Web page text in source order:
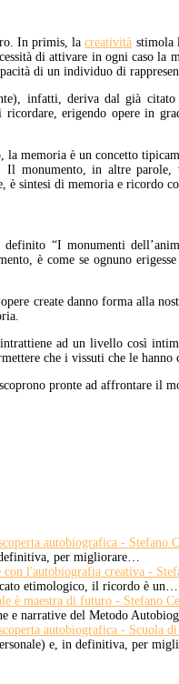
In primis, lacreatività stimola
di attivare in ogni caso la
di un individuo di
infatti, deriva dal già citato
erigendo opere in
memoria è un concetto
monumento, in altre parole,
è sintesi di memoria e ricordo
definito “I monumenti
è come se ognuno
create danno forma alla
ad un livello così
che i vissuti che le hanno
pronte ad affrontare il
autobiografica - Stefano
per migliorare…
l'autobiografia creativa -
etimologico, il ricordo è un…
è maestra di futuro - Stefano
e narrative del Metodo
autobiografica - Scuola
e, in definitiva, per